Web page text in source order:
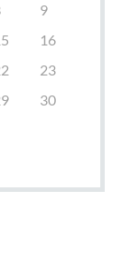
9
16
23
30